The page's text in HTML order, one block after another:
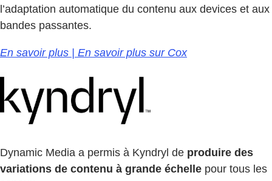
l’adaptation automatique du contenu aux devices et aux
bandes passantes.
En savoir plus | En savoir plus sur Cox
Dynamic Media a permis à Kyndryl de produire des
variations de contenu à grande échelle pour tous les